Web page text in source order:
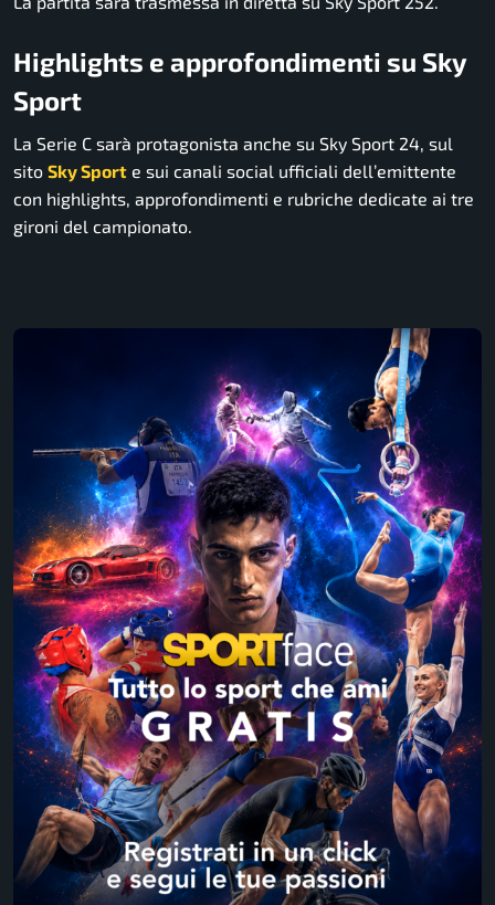
Highlights e approfondimenti su Sky
Sport
La Serie C sarà protagonista anche su Sky Sport 24, sul
sito Sky Sport e sui canali social ufficiali dell’emittente
con highlights, approfondimenti e rubriche dedicate ai tre
gironi del campionato.